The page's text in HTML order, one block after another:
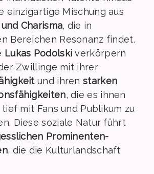
einzigartige Mischung aus
Charisma, die in
Bereichen Resonanz findet.
Lukas Podolski verkörpern
Zwillinge mit ihrer
und ihrenstarken
, die es ihnen
mit Fans und Publikum zu
Diese soziale Natur führt
Prominenten-
, die die Kulturlandschaft